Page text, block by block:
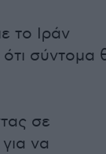
το Ιράν
ότι σύντομα
σε
να